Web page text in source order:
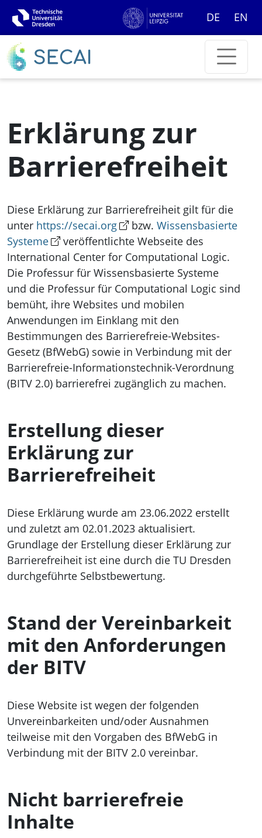
DE EN
Erklärung zur
Barrierefreiheit
Diese Erklärung zur Barrierefreiheit gilt für die
unter https://secai.org bzw. Wissensbasierte
Systeme
veröffentlichte Webseite des
International Center for Computational Logic.
Die Professur für Wissensbasierte Systeme
und die Professur für Computational Logic sind
bemüht, ihre Websites und mobilen
Anwendungen im Einklang mit den
Bestimmungen des Barrierefreie-Websites-
Gesetz (BfWebG) sowie in Verbindung mit der
Barrierefreie-Informationstechnik-Verordnung
(BITV 2.0) barrierefrei zugänglich zu machen.
Erstellung dieser
Erklärung zur
Barrierefreiheit
Diese Erklärung wurde am 23.06.2022 erstellt
und zuletzt am 02.01.2023 aktualisiert.
Grundlage der Erstellung dieser Erklärung zur
Barrierefreiheit ist eine durch die TU Dresden
durchgeführte Selbstbewertung.
Stand der Vereinbarkeit
mit den Anforderungen
der BITV
Diese Website ist wegen der folgenden
Unvereinbarkeiten und/oder Ausnahmen
teilweise mit den Vorgaben des BfWebG in
Verbindung mit der BITV 2.0 vereinbar.
Nicht barrierefreie
Inhalte